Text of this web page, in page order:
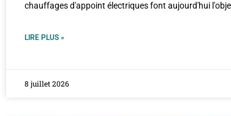
chauffages d'appoint électriques font aujourd'hui
LIRE PLUS »
8 juillet 2026